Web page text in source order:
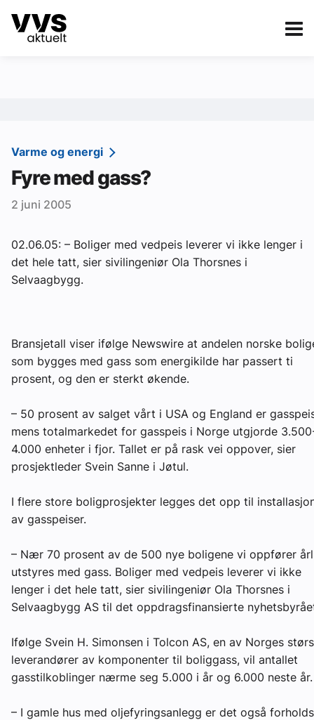
Kategorier
Sanitær
Ventilasjon
Varme og energi
Byggautomasjon
Vann og avløp
Kontakt oss:
Annonsere i VVS Aktuelt
Kontakt oss
eBlad
Varme og energi
Fyre med gass?
2 juni 2005
02.06.05: – Boliger med vedpeis leverer vi ikke lenger i
det hele tatt, sier sivilingeniør Ola Thorsnes i
Selvaagbygg.
Bransjetall viser ifølge Newswire at andelen norske
som bygges med gass som energikilde har passert ti
prosent, og den er sterkt økende.
– 50 prosent av salget vårt i USA og England er
mens totalmarkedet for gasspeis i Norge utgjorde
4.000 enheter i fjor. Tallet er på rask vei oppover, sier
prosjektleder Svein Sanne i Jøtul.
I flere store boligprosjekter legges det opp til
av gasspeiser.
– Nær 70 prosent av de 500 nye boligene vi oppfører
utstyres med gass. Boliger med vedpeis leverer vi ikke
lenger i det hele tatt, sier sivilingeniør Ola Thorsnes i
Selvaagbygg AS til det oppdragsfinansierte
Ifølge Svein H. Simonsen i Tolcon AS, en av Norges
leverandører av komponenter til boliggass, vil antallet
gasstilkoblinger nærme seg 5.000 i år og 6.000 neste år.
– I gamle hus med oljefyringsanlegg er det også